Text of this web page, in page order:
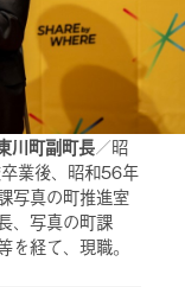
川町副町長／昭
業後、昭和56年
写真の町推進室
、写真の町課
経て、現職。